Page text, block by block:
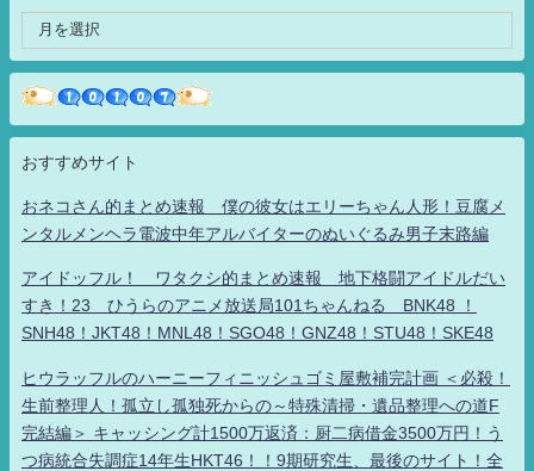
おすすめサイト
おネコさん的まとめ速報 僕の彼女はエリーちゃん人形！豆腐メ
ンタルメンヘラ電波中年アルバイターのぬいぐるみ男子末路編
アイドッフル！ ワタクシ的まとめ速報 地下格闘アイドルだい
すき！23 ひうらのアニメ放送局101ちゃんねる BNK48 ！
SNH48！JKT48！MNL48！SGO48！GNZ48！STU48！SKE48
ヒウラッフルのハーニーフィニッシュゴミ屋敷補完計画 ＜必殺！
生前整理人！孤立し孤独死からの～特殊清掃・遺品整理への道F
完結編＞ キャッシング計1500万返済：厨二病借金3500万円！う
つ病統合失調症14年生HKT46！！9期研究生、最後のサイト！全